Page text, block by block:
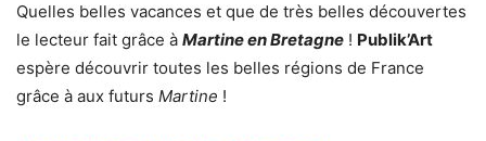
Quelles belles vacances et que de très belles découvertes
le lecteur fait grâce à Martine en Bretagne ! Publik’Art
espère découvrir toutes les belles régions de France
grâce à aux futurs Martine !